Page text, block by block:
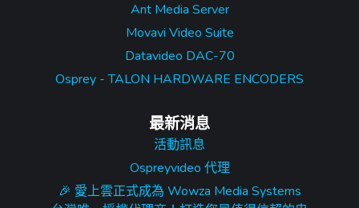
Ant Media Server
Movavi Video Suite
Datavideo DAC-70
Osprey - TALON HARDWARE ENCODERS
最新消息
活動訊息
Ospreyvideo 代理
🎉 愛上雲正式成為 Wowza Media Systems